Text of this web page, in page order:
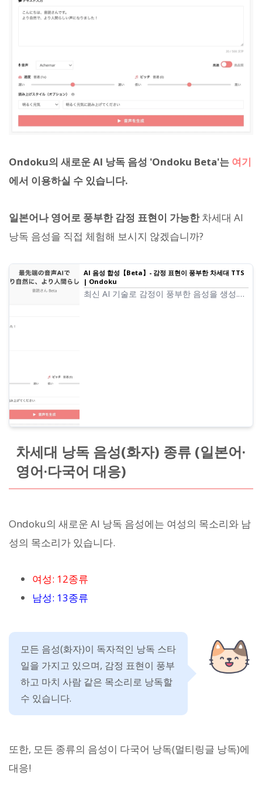
Ondoku의 새로운 AI 낭독 음성 'Ondoku Beta'는 여기
에서 이용하실 수 있습니다.
일본어나 영어로 풍부한 감정 표현이 가능한차세대 AI
낭독 음성을 직접 체험해 보시지 않겠습니까?
AI 음성 합성【Beta】- 감정 표현이 풍부한 차세대 TTS
| Ondoku
최신 AI 기술로 감정이 풍부한 음성을 생성.
차세대 낭독 음성(화자) 종류 (일본어·
영어·다국어 대응)
Ondoku의 새로운 AI 낭독 음성에는 여성의 목소리와 남
성의 목소리가 있습니다.
여성: 12종류
남성: 13종류
모든 음성(화자)이 독자적인 낭독 스타
일을 가지고 있으며, 감정 표현이 풍부
하고 마치 사람 같은 목소리로 낭독할
수 있습니다.
또한, 모든 종류의 음성이 다국어 낭독(멀티링글 낭독)에
대응!